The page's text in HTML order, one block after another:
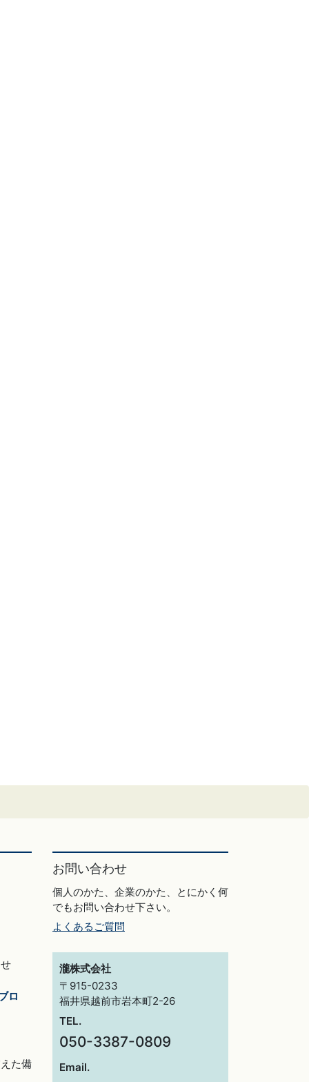
ロ
た備
お問い合わせ
個人のかた、企業のかた、とにかく何
でもお問い合わせ下さい。
よくあるご質問
瀧株式会社
〒915-0233
福井県越前市岩本町2-26
TEL.
050-3387-0809
Email.